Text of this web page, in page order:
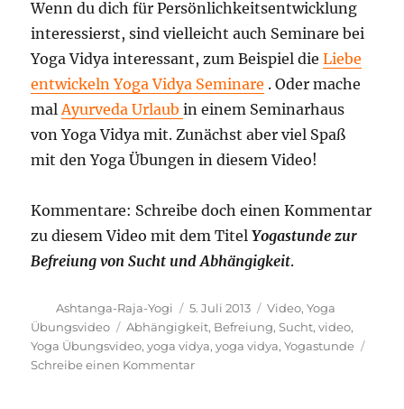
Wenn du dich für Persönlichkeitsentwicklung
interessierst, sind vielleicht auch Seminare bei
Yoga Vidya interessant, zum Beispiel dieLiebe
entwickeln Yoga Vidya Seminare . Oder mache
malAyurveda Urlaubin einem Seminarhaus
von Yoga Vidya mit. Zunächst aber viel Spaß
mit den Yoga Übungen in diesem Video!
Kommentare: Schreibe doch einen Kommentar
zu diesem Video mit dem TitelYogastunde zur
Befreiung von Sucht und Abhängigkeit.
Autor
Ashtanga-Raja-Yogi
Veröffentlicht
am
5. Juli 2013 Kategorien
Video,Yoga
Übungsvideo
Schlagwörter
Abhängigkeit, Befreiung,Sucht,video,
Yoga Übungsvideo,yoga vidya,yoga vidya,Yogastunde
Schreibe einen Kommentarzu